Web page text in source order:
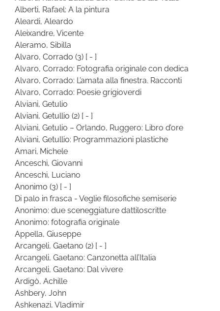
Alberti, Rafael: A la pintura
Aleardi, Aleardo
Aleixandre, Vicente
Aleramo, Sibilla
Alvaro, Corrado (3) [ - ]
Alvaro, Corrado: Fotografia originale con dedica
Alvaro, Corrado: L’amata alla finestra. Racconti
Alvaro, Corrado: Poesie grigioverdi
Alviani, Getulio
Alviani, Getullio (2) [ - ]
Alviani, Getulio – Orlando, Ruggero: Libro d’ore
Alviani, Getullio: Programmazioni plastiche
Amari, Michele
Anceschi, Giovanni
Anceschi, Luciano
Anonimo (3) [ - ]
Di palo in frasca - Veglie filosofiche semiserie
Anonimo: due sceneggiature dattiloscritte
Anonimo: fotografia originale
Appella, Giuseppe
Arcangeli, Gaetano (2) [ - ]
Arcangeli, Gaetano: Canzonetta all’Italia
Arcangeli, Gaetano: Dal vivere
Ardigò, Achille
Ashbery, John
Ashkenazi, Vladimir